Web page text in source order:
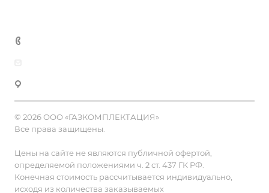
© 2026 ООО «ГАЗКОМПЛЕКТАЦИЯ»
Все права защищены.
Цены на сайте не являются публичной офертой,
определяемой положениями ч. 2 ст. 437 ГК РФ.
Конечная стоимость рассчитывается индивидуально,
исходя из количества заказываемых